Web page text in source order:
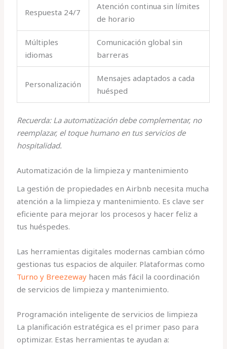
Respuesta 24/7
Atención continua sin límites
de horario
Múltiples
idiomas
Comunicación global sin
barreras
Personalización
Mensajes adaptados a cada
huésped
Recuerda: La automatización debe complementar, no
reemplazar, el toque humano en tus servicios de
hospitalidad.
Automatización de la limpieza y mantenimiento
La gestión de propiedades en Airbnb necesita mucha
atención a la limpieza y mantenimiento. Es clave ser
eficiente para mejorar los procesos y hacer feliz a
tus huéspedes.
Las herramientas digitales modernas cambian cómo
gestionas tus espacios de alquiler. Plataformas como
Turno y Breezeway hacen más fácil la coordinación
de servicios de limpieza y mantenimiento.
Programación inteligente de servicios de limpieza
La planificación estratégica es el primer paso para
optimizar. Estas herramientas te ayudan a: